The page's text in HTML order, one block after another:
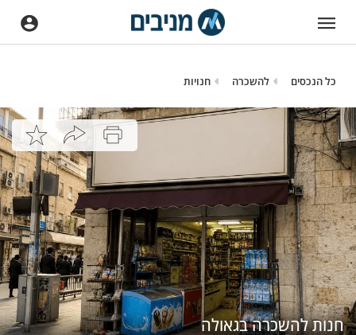
כל הנכסים להשכרה חנויות
חנות להשכרה בגאולה